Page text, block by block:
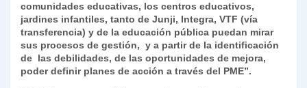
comunidades educativas, los centros educativos,
jardines infantiles, tanto de Junji, Integra, VTF (vía
transferencia) y de la educación pública puedan mirar
sus procesos de gestión, y a partir de la identificación
de las debilidades, de las oportunidades de mejora,
poder definir planes de acción a través del PME”.